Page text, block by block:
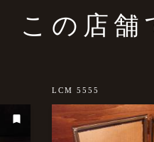
この店
LCM 5555